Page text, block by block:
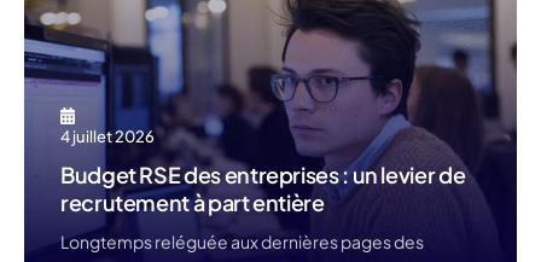
4 juillet 2026
Budget RSE des entreprises : un levier de
recrutement à part entière
Longtemps reléguée aux dernières pages des